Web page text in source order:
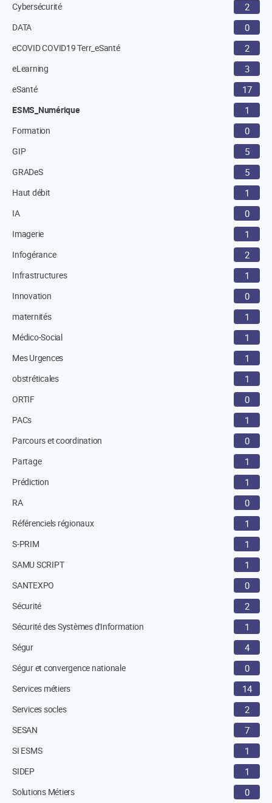
Cybersécurité 2
DATA 0
eCOVID COVID19 Terr_eSanté 2
eLearning 3
eSanté 17
ESMS_Numérique 1
Formation 0
GIP 5
GRADeS 5
Haut débit 1
IA 0
Imagerie 1
Infogérance 2
Infrastructures 1
Innovation 0
maternités 1
Médico-Social 1
Mes Urgences 1
obstréticales 1
ORTIF 0
PACs 1
Parcours et coordination 0
Partage 1
Prédiction 1
RA 0
Référenciels régionaux 1
S-PRIM 1
SAMU SCRIPT 1
SANTEXPO 0
Sécurité 2
Sécurité des Systèmes d'Information 1
Ségur 4
Ségur et convergence nationale 0
Services métiers 14
Services socles 2
SESAN 7
SI ESMS 1
SIDEP 1
Solutions Métiers 0